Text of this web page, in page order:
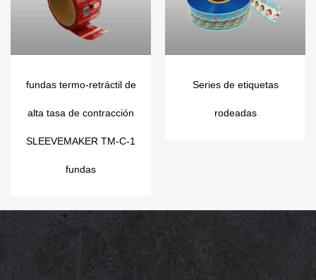
fundas termo-retráctil de
alta tasa de contracción
SLEEVEMAKER TM-C-1
fundas
Series de etiquetas
rodeadas